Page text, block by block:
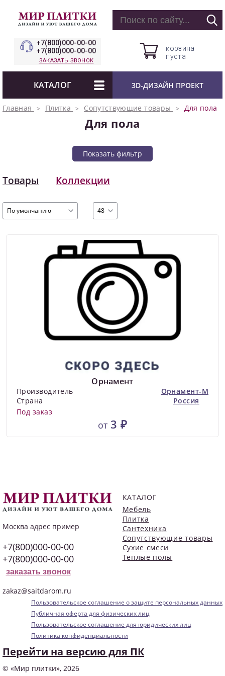
+7(800)000-00-00
+7(800)000-00-00
ЗАКАЗАТЬ ЗВОНОК
корзина
пуста
КАТАЛОГ 3D-ДИЗАЙН ПРОЕКТ
Главная Плитка Сопутствующие товары Для пола
Для пола
Показать фильтр
Товары Коллекции
По умолчанию 48
Орнамент
Производитель
Орнамент-М
Страна
Россия
Под заказ
от 3 ₽
Москва адрес пример
+7(800)000-00-00
+7(800)000-00-00
заказать звонок
zakaz@saitdarom.ru
КАТАЛОГ
Мебель
Плитка
Сантехника
Сопутствующие товары
Сухие смеси
Теплые полы
Пользовательское соглашение о защите персональных данных
Публичная оферта для физических лиц
Пользовательское соглашение для юридических лиц
Политика конфиденциальности
Перейти на версию для ПК
© «Мир плитки», 2026